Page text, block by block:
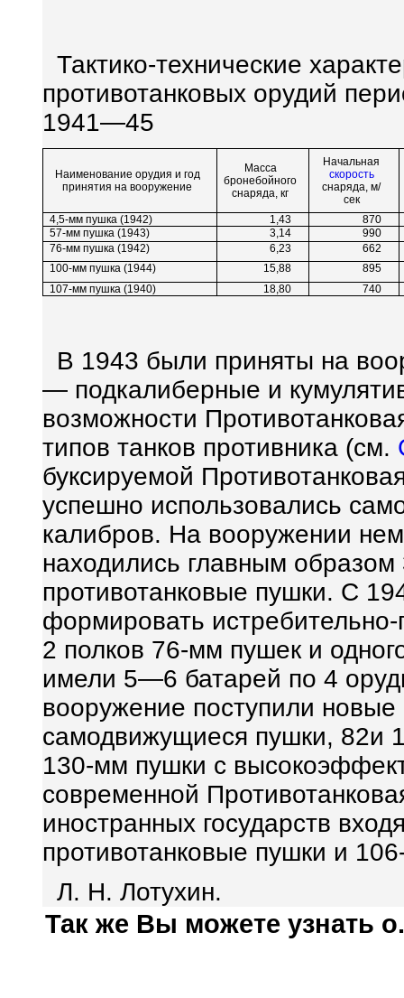
Тактико-технические
противотанковых орудий
1941—45
Наименование орудия и год
принятия на вооружение
Масса
бронебойного
снаряда, кг
Начальная
скорость
снаряда, м/
сек
4,5-мм пушка (1942)
1,43
870
57-мм пушка (1943)
3,14
990
76-мм пушка (1942)
6,23
662
100-мм пушка (1944)
15,88
895
107-мм пушка (1940)
18,80 740
В 1943 были приняты на
— подкалиберные и
возможности
типов танков противника (см.
буксируемой
успешно использовались
калибров. На вооружении
находились главным
противотанковые пушки. С
формировать
2 полков 76-мм пушек и
имели 5—6 батарей по 4
вооружение поступили
самодвижущиеся пушки, 82и
130-мм пушки с
современной
иностранных государств
противотанковые пушки и
Л. Н. Лотухин.
Так же Вы можете узнать